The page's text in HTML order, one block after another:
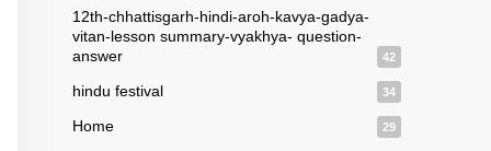
12th-chhattisgarh-hindi-aroh-kavya-gadya-
vitan-lesson summary-vyakhya- question-
answer
42
hindu festival 34
Home 29